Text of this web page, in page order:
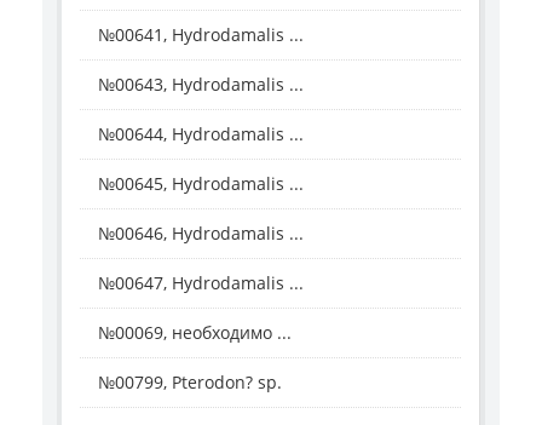
№00641, Hydrodamalis ...
№00643, Hydrodamalis ...
№00644, Hydrodamalis ...
№00645, Hydrodamalis ...
№00646, Hydrodamalis ...
№00647, Hydrodamalis ...
№00069, необходимо ...
№00799, Pterodon? sp.